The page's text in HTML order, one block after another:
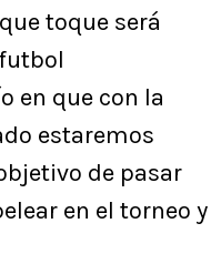
toque será
en que con la
estaremos
de pasar
en el torneo y